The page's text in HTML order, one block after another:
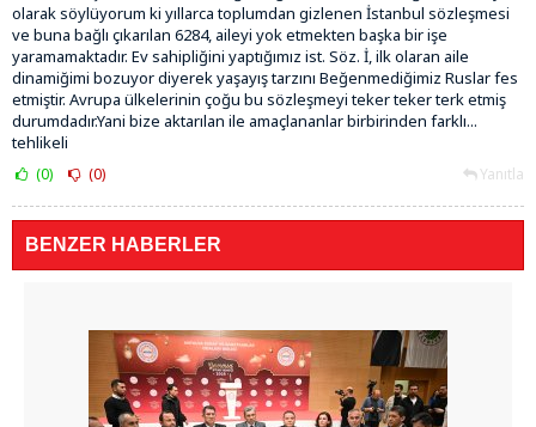
olarak söylüyorum ki yıllarca toplumdan gizlenen İstanbul sözleşmesi
ve buna bağlı çıkarılan 6284, aileyi yok etmekten başka bir işe
yaramamaktadır. Ev sahipliğini yaptığımız ist. Söz. İ, ilk olaran aile
dinamiğimi bozuyor diyerek yaşayış tarzını Beğenmediğimiz Ruslar fes
etmiştir. Avrupa ülkelerinin çoğu bu sözleşmeyi teker teker terk etmiş
durumdadır.Yani bize aktarılan ile amaçlananlar birbirinden farklı...
tehlikeli
Yanıtla
(0) (0)
BENZER HABERLER